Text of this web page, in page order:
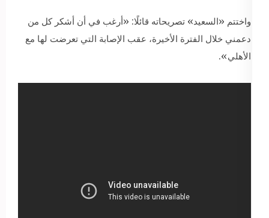
واختتم «السعيد» تصريحاته قائلًا: «أرغب في أن أشكر كل من
دعمني خلال الفترة الأخيرة، عقب الإصابة التي تعرضت لها مع
الأهلي».